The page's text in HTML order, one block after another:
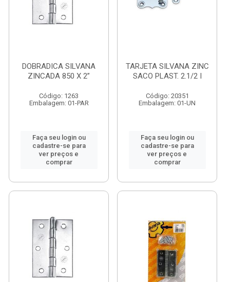
DOBRADICA SILVANA
ZINCADA 850 X 2”
Código: 1263
Embalagem: 01-PAR
Faça seu login ou
cadastre-se para
ver preços e
comprar
TARJETA SILVANA ZINC
SACO PLAST. 2.1/2 I
Código: 20351
Embalagem: 01-UN
Faça seu login ou
cadastre-se para
ver preços e
comprar